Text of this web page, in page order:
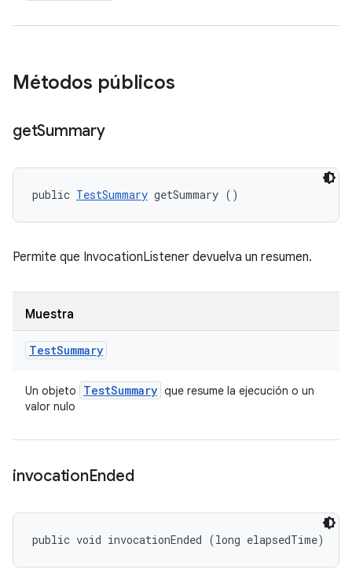
Métodos públicos
getSummary
public TestSummary getSummary ()
Permite que InvocationListener devuelva un resumen.
Muestra
TestSummary
Un objeto TestSummary que resume la ejecución o un
valor nulo
invocationEnded
public void invocationEnded (long elapsedTime)